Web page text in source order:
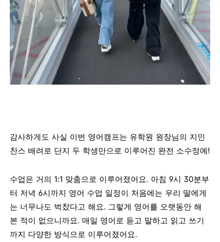
감사하게도 사실 이번 영어캠프는 유학원 원장님의 지인
찬스 배려로 단지 두 학생만으로 이루어진 완전 소수정예!
수업은 거의 1:1 맞춤으로 이루어졌어요. 아침 9시 30분부
터 저녁 6시까지 영어 수업 일정이 처음에는 우리 딸에게
는 너무나도 벅찼다고 해요. 그렇게 영어를 오랫동안 해
본 적이 없으니까요. 매일 영어로 듣고 말하고 읽고 쓰기
까지 다양한 방식으로 이루어졌어요.